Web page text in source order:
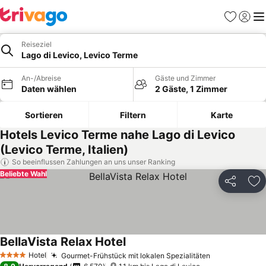
Favoriten
Reiseziel
Lago di Levico, Levico Terme
An-/Abreise
Daten wählen
Gäste und Zimmer
2 Gäste, 1 Zimmer
Sortieren Filtern Karte
Hotels Levico Terme nahe Lago di Levico
(Levico Terme, Italien)
So beeinflussen Zahlungen an uns unser Ranking
Teilen
Beliebte Wahl
4 Sterne Hotel Gourmet-Frühstück mit lokalen Spezialitäten
BellaVista Relax HotelPreise sehen